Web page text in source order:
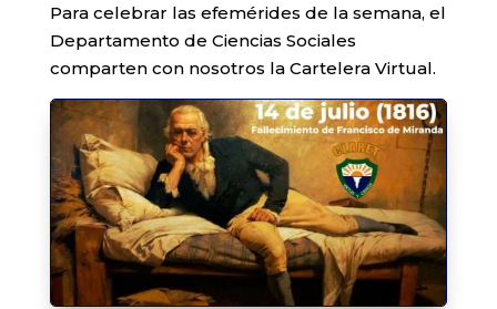
Para celebrar las efemérides de la semana, el
Departamento de Ciencias Sociales
comparten con nosotros la Cartelera Virtual.